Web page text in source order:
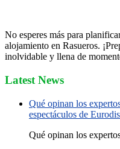
No esperes más para
alojamiento en Rasueros.
inolvidable y llena de
Latest News
Qué opinan los
espectáculos de
Qué opinan los